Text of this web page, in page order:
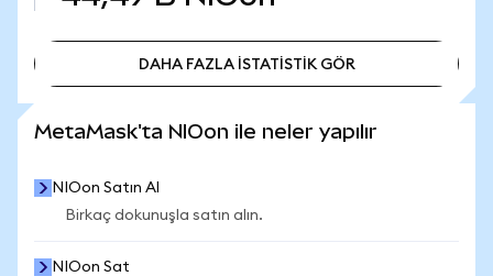
DAHA FAZLA İSTATİSTİK GÖR
MetaMask'ta NIOon ile neler yapılır
NIOon Satın Al
Birkaç dokunuşla satın alın.
NIOon Sat